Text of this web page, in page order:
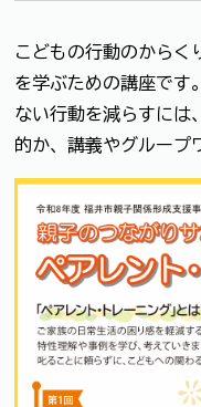
こどもの行動のからく
を学ぶための講座です
ない行動を減らすには
的か、講義やグループ